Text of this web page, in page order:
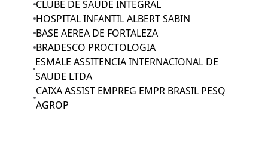
CLUBE DE SAUDE INTEGRAL
HOSPITAL INFANTIL ALBERT SABIN
BASE AEREA DE FORTALEZA
BRADESCO PROCTOLOGIA
ESMALE ASSITENCIA INTERNACIONAL DE
SAUDE LTDA
CAIXA ASSIST EMPREG EMPR BRASIL PESQ
AGROP